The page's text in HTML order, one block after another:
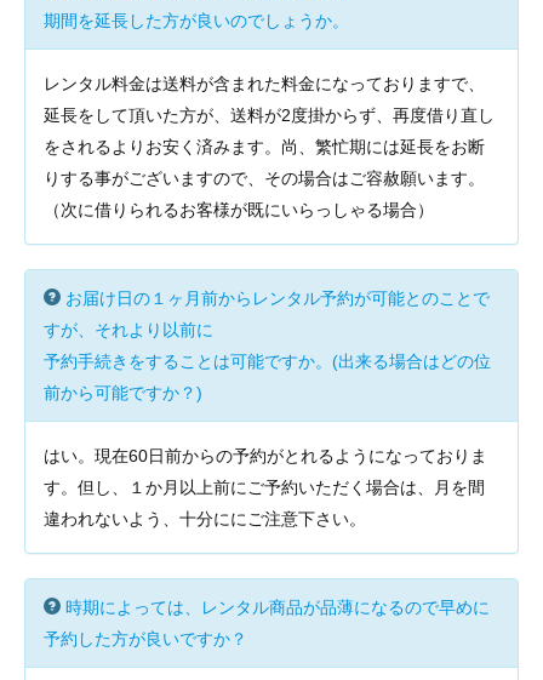
期間を延長した方が良いのでしょうか。
レンタル料金は送料が含まれた料金になっておりますで、
延長をして頂いた方が、送料が2度掛からず、再度借り直し
をされるよりお安く済みます。尚、繁忙期には延長をお断
りする事がございますので、その場合はご容赦願います。
（次に借りられるお客様が既にいらっしゃる場合）
お届け日の１ヶ月前からレンタル予約が可能とのことで
すが、それより以前に
予約手続きをすることは可能ですか。(出来る場合はどの位
前から可能ですか？)
はい。現在60日前からの予約がとれるようになっておりま
す。但し、１か月以上前にご予約いただく場合は、月を間
違われないよう、十分ににご注意下さい。
時期によっては、レンタル商品が品薄になるので早めに
予約した方が良いですか？